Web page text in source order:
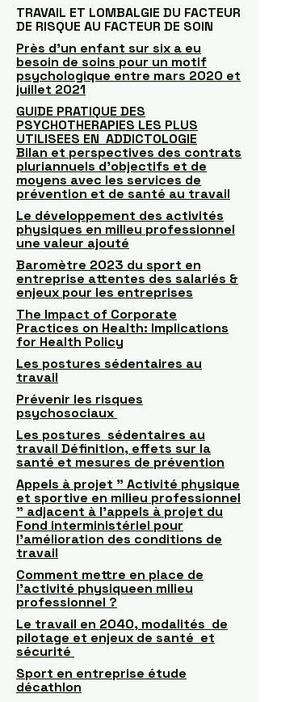
TRAVAIL ET LOMBALGIE DU FACTEUR
DE RISQUE AU FACTEUR DE SOIN
Près d’un enfant sur six a eu
besoin de soins pour un motif
psychologique entre mars 2020 et
juillet 2021
GUIDE PRATIQUE DES
PSYCHOTHERAPIES LES PLUS
UTILISEES EN ADDICTOLOGIE
Bilan et perspectives des contrats
pluriannuels d’objectifs et de
moyens avec les services de
prévention et de santé au travail
Le développement des activités
physiques en milieu professionnel
une valeur ajouté
Baromètre 2023 du sport en
entreprise attentes des salariés &
enjeux pour les entreprises
The Impact of Corporate
Practices on Health: Implications
for Health Policy
Les postures sédentaires au
travail
Prévenir les risques
psychosociaux
Les postures sédentaires au
travail Définition, effets sur la
santé et mesures de prévention
Appels à projet " Activité physique
et sportive en milieu professionnel
" adjacent à l'appels à projet du
Fond interministériel pour
l'amélioration des conditions de
travail
Comment mettre en place de
l'activité physiqueen milieu
professionnel ?
Le travail en 2040, modalités de
pilotage et enjeux de santé et
sécurité
Sport en entreprise étude
décathlon